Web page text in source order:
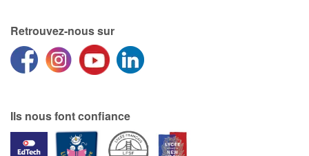
Amour et amitié
Sujets de société
Formats et illustrations
Retrouvez-nous sur
Ils nous font confiance